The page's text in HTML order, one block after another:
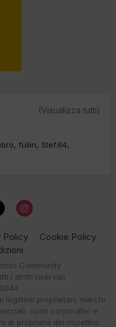
(Visualizza tutti)
fullin
Stef.64
Policy
Cookie Policy
Community
i diritti riservati
legittimi proprietari; marchi
nomi corporativi e
di proprietà dei rispettivi